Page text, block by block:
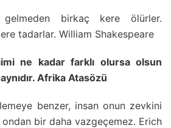
gelmeden birkaç kere ölürler.
tadarlar. William Shakespeare
ne kadar farklı olursa olsun
Afrika Atasözü
benzer, insan onun zevkini
ondan bir daha vazgeçemez. Erich